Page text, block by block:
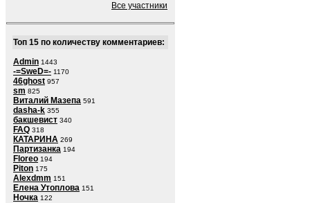
Все участники
Топ 15 по количеству комментариев:
Admin 1443
-=SweD=- 1170
46ghost 957
sm 825
Виталий Мазепа 591
dasha-k 355
бакшевист 340
FAQ 318
КАТАРИНА 269
Партизанка 194
Floreo 194
Piton 175
Alexdmm 151
Елена Утоплова 151
Ночка 122